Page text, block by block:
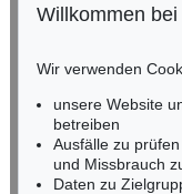
RHEINLAND-
Miriam Heß
Tel.: +49 (0)62 21
Fax: +49 (0)62 21
Willkommen
Wir verwenden
unsere Website
betreiben
Ausfälle zu
und Missbrauch
Daten zu